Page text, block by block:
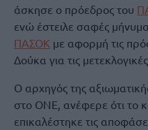
άσκησε ο πρόεδρος του
ενώ έστειλε σαφές
ΠΑΣΟΚ με αφορμή τις
Δούκα για τις
Ο αρχηγός της
στο ΟΝΕ, ανέφερε ότι το
επικαλέστηκε τις